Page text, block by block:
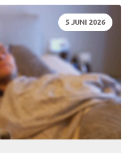
DATUM:
5 JUNI 2026